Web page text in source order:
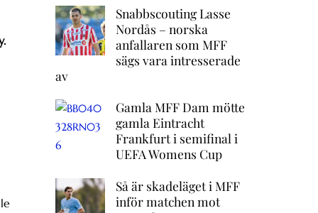
Snabbscouting Lasse
Nordås – norska
anfallaren som MFF
sägs vara intresserade
av
Gamla MFF Dam mötte
gamla Eintracht
Frankfurt i semifinal i
UEFA Womens Cup
Så är skadeläget i MFF
inför matchen mot